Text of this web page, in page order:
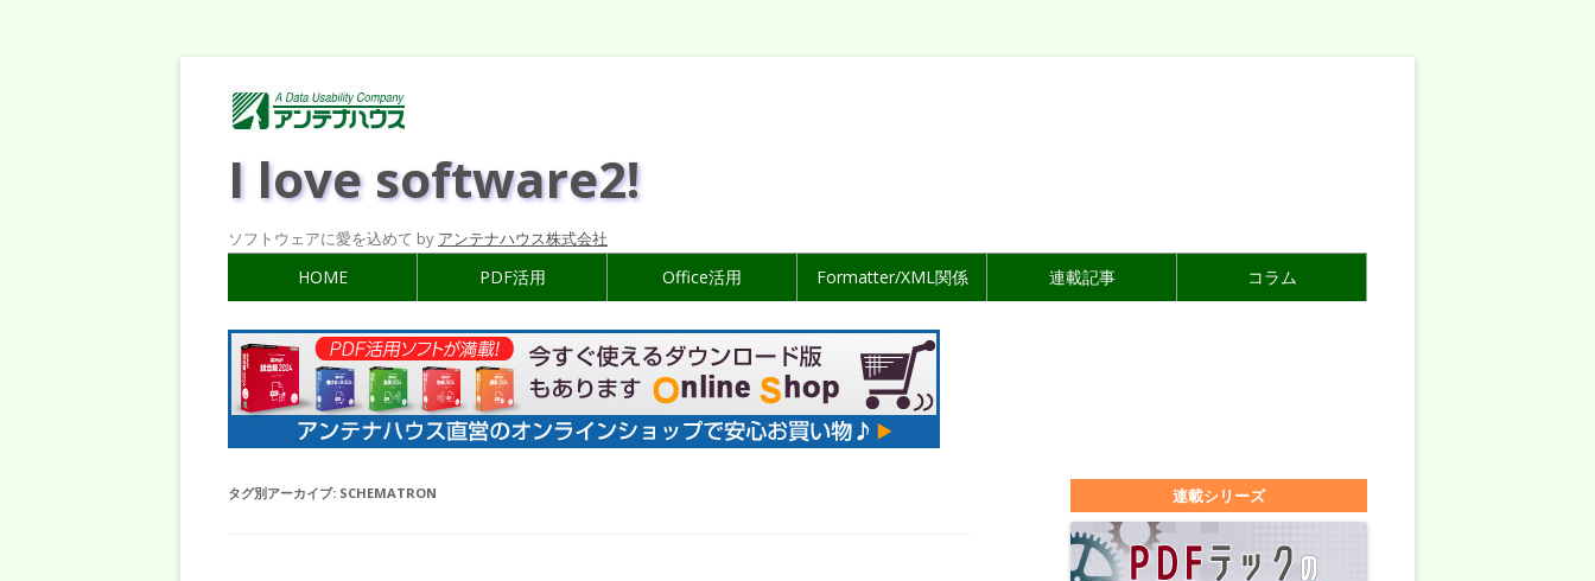
I love software2!
ソフトウェアに愛を込めて by アンテナハウス株式会社
HOME PDF活用 Office活用 Formatter/XML関係 連載記事 コラム
タグ別アーカイブ: SCHEMATRON 連載シリーズ